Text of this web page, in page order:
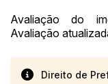
Avaliação do
Avaliação
Direito de